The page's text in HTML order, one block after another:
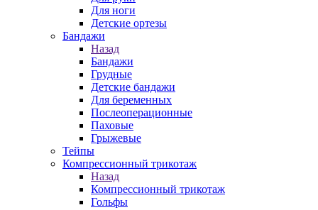
Для ноги
Детские ортезы
Бандажи
Назад
Бандажи
Грудные
Детские бандажи
Для беременных
Послеоперационные
Паховые
Грыжевые
Тейпы
Компрессионный трикотаж
Назад
Компрессионный трикотаж
Гольфы